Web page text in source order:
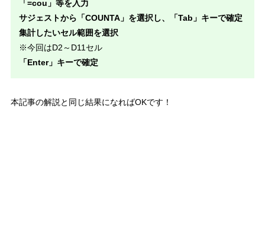
「=cou」等を入力
サジェストから「COUNTA」を選択し、「Tab」キーで確定
集計したいセル範囲を選択
※今回はD2～D11セル
「Enter」キーで確定
本記事の解説と同じ結果になればOKです！